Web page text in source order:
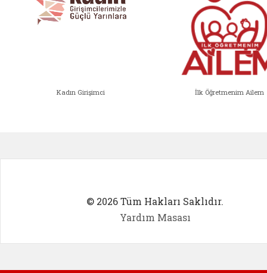
Kadın Girişimci İlk Öğretmenim Ailem
© 2026 Tüm Hakları Saklıdır.
Yardım Masası